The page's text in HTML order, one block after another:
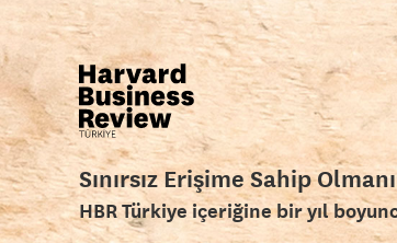
Sınırsız Erişime Sahip
HBR Türkiye içeriğine bir yıl